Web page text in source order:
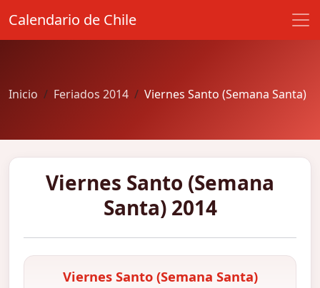
Calendario de Chile
Inicio Feriados 2014 Viernes Santo (Semana Santa)
Viernes Santo (Semana
Santa) 2014
Viernes Santo (Semana Santa)